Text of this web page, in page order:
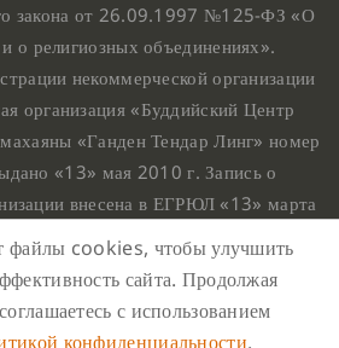
закона от 26.09.1997 №125-ФЗ «О
о религиозных объединениях».
некоммерческой организации
организация «Буддийский Центр
«Ганден Тендар Линг» номер
«13» мая 2010 г. Запись о
внесена в ЕГРЮЛ «13» марта
1107799015708.
© 2020 Все права защищены
Нахимовский проспект, 32. Этаж
файлы cookies, чтобы улучшить
сайта. Продолжая
с использованием
конфиденциальности.